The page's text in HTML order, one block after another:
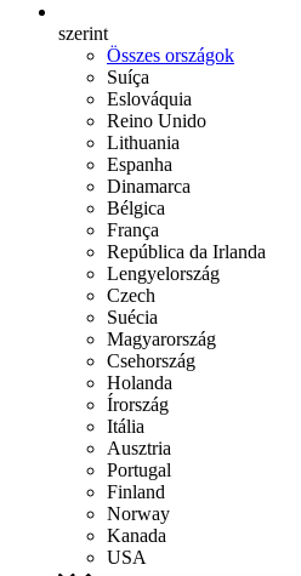
szerint
Összes országok
Suíça
Eslováquia
Reino Unido
Lithuania
Espanha
Dinamarca
Bélgica
França
República da Irlanda
Lengyelország
Czech
Suécia
Magyarország
Csehország
Holanda
Írország
Itália
Ausztria
Portugal
Finland
Norway
Kanada
USA